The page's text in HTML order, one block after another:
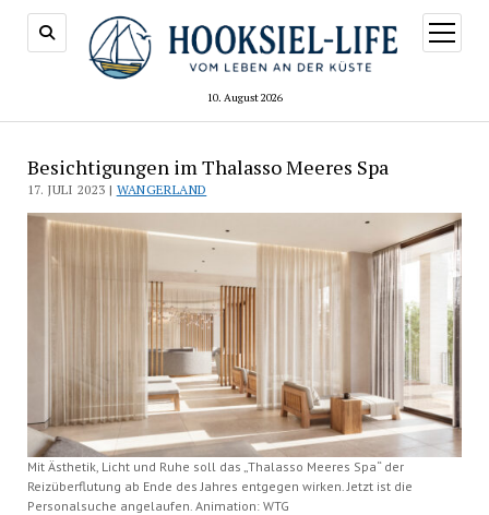
10. August 2026
Menü
öffnen
Besichtigungen im Thalasso Meeres Spa
17. JULI 2023 | WANGERLAND
Mit Ästhetik, Licht und Ruhe soll das „Thalasso Meeres Spa“ der
Reizüberflutung ab Ende des Jahres entgegen wirken. Jetzt ist die
Personalsuche angelaufen. Animation: WTG